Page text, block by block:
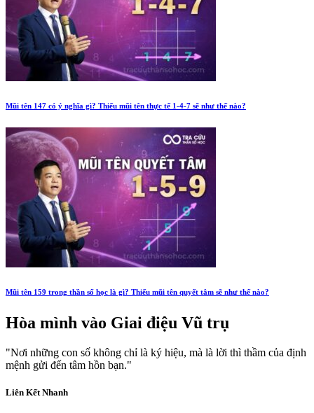
Mũi tên 147 có ý nghĩa gì? Thiếu mũi tên thực tế 1-4-7 sẽ như thế nào?
Mũi tên 159 trong thần số học là gì? Thiếu mũi tên quyết tâm sẽ như thế nào?
Hòa mình vào Giai điệu Vũ trụ
"Nơi những con số không chỉ là ký hiệu, mà là lời thì thầm của định
mệnh gửi đến tâm hồn bạn."
Liên Kết Nhanh